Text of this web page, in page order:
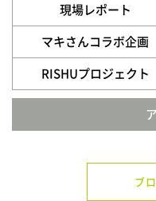
現場レポート
マキさんコラボ企画
RISHUプロジェクト
ブ